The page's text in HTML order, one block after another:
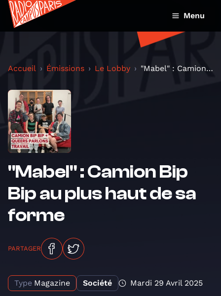
Menu
Accueil Émissions Le Lobby "Mabel" : Camion Bip Bip au plus haut de sa forme
"Mabel" : Camion Bip
Bip au plus haut de sa
forme
PARTAGER
Type Magazine Société Mardi 29 Avril 2025